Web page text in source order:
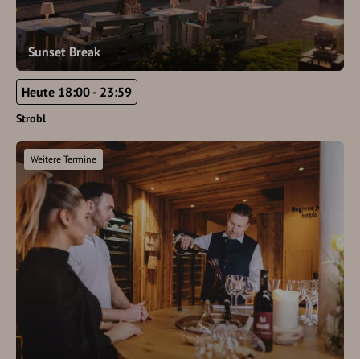
Sunset Break
Heute 18:00 - 23:59
Strobl
Weitere Termine